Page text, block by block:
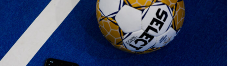
Beach Handball